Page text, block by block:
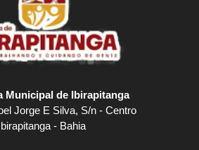
Municipal de Ibirapitanga
Jorge E Silva, S/n - Centro
- Bahia